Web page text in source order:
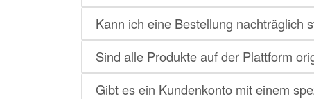
Kann ich eine Bestellung nachträglich
Sind alle Produkte auf der Plattform
Gibt es ein Kundenkonto mit einem